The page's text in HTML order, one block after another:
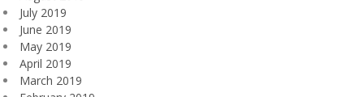
July 2019
June 2019
May 2019
April 2019
March 2019